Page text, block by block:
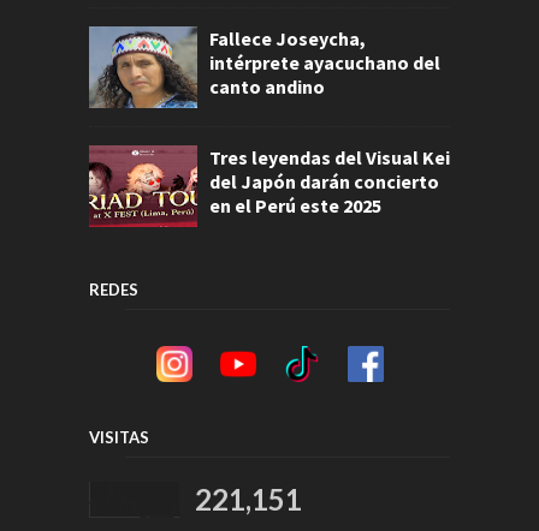
Fallece Joseycha,
intérprete ayacuchano del
canto andino
Tres leyendas del Visual Kei
del Japón darán concierto
en el Perú este 2025
REDES
VISITAS
221,151